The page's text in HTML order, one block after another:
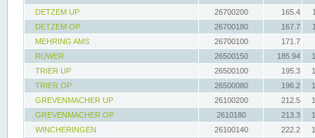
DETZEM UP
26700200 165.4
DETZEM OP
26700180 167.7
MEHRING AMS
26700100
171.7
RUWER
26500150 185.94
TRIER UP
26500100 195.3
TRIER OP
26500080 196.2
GREVENMACHER UP
26100200 212.5
GREVENMACHER OP
2610180 213.3
WINCHERINGEN
26100140 222.2